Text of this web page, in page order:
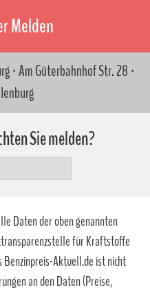
Melden
· Am Güterbahnhof Str. 28 ·
Sie melden?
Daten der oben genannten
für Kraftstoffe
Benzinpreis-Aktuell.de ist nicht
an den Daten (Preise,